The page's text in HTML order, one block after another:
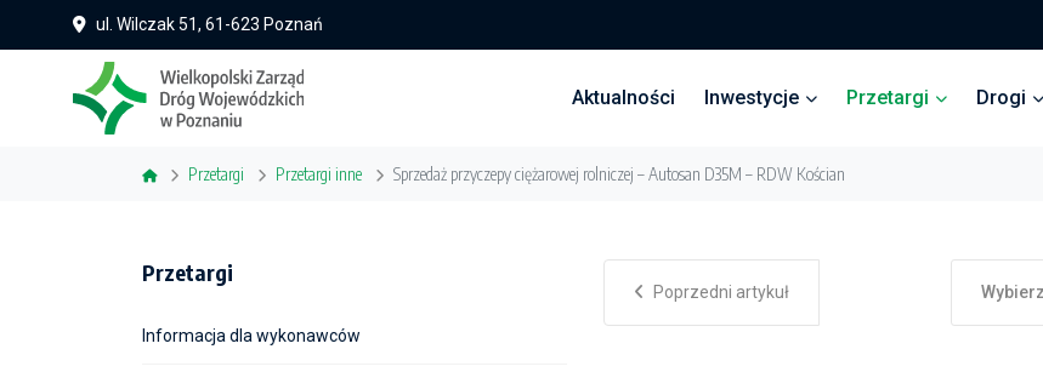
ul. Wilczak 51, 61-623 Poznań
Aktualności Inwestycje Przetargi Drogi
Przetargi Przetargi inne Sprzedaż przyczepy ciężarowej rolniczej – Autosan D35M – RDW Kościan
Przetargi
Informacja dla wykonawców
Poprzedni artykuł